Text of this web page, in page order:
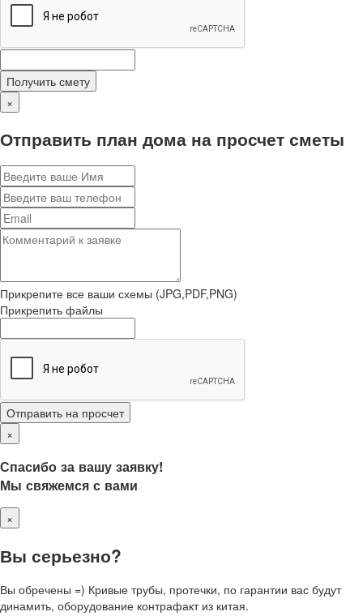
Получить смету
×
Отправить план дома на просчет сметы
Прикрепите все ваши схемы (JPG,PDF,PNG)
Прикрепить файлы
Отправить на просчет
×
Спасибо за вашу заявку!
Мы свяжемся с вами
×
Вы серьезно?
Вы обречены =) Кривые трубы, протечки, по гарантии вас будут
динамить, оборудование контрафакт из китая.